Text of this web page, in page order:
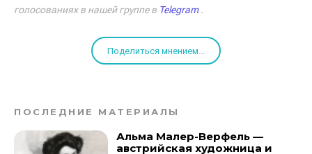
голосованиях в нашей группе в Telegram.
Поделиться мнением...
ПОСЛЕДНИЕ МАТЕРИАЛЫ
Альма Малер-Верфель —
австрийская художница и